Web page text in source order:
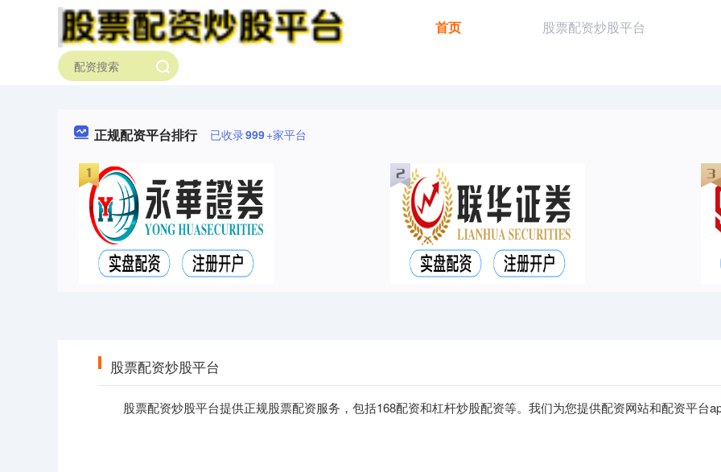
首页 股票配资炒股平台
正规配资平台排行 已收录999+家平台
股票配资炒股平台
股票配资炒股平台提供正规股票配资服务，包括168配资和杠杆炒股配资等。我们为您提供配资网站和配资平台